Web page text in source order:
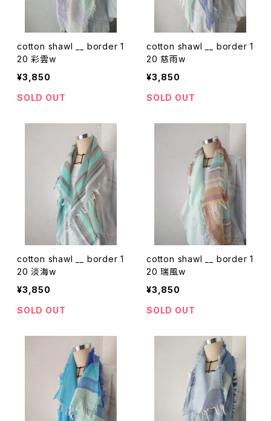
cotton shawl __ border 1
20 彩雲w
¥3,850
SOLD OUT
cotton shawl __ border 1
20 慈雨w
¥3,850
SOLD OUT
cotton shawl __ border 1
20 淡海w
¥3,850
SOLD OUT
cotton shawl __ border 1
20 瑞風w
¥3,850
SOLD OUT